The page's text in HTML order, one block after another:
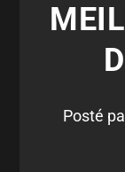
Posté